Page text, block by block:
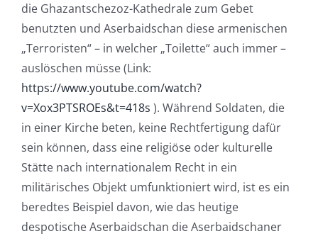
die Ghazantschezoz-Kathedrale zum Gebet
benutzten und Aserbaidschan diese armenischen
„Terroristen“ – in welcher „Toilette“ auch immer –
auslöschen müsse (Link:
https://www.youtube.com/watch?
v=Xox3PTSROEs&t=418s ). Während Soldaten, die
in einer Kirche beten, keine Rechtfertigung dafür
sein können, dass eine religiöse oder kulturelle
Stätte nach internationalem Recht in ein
militärisches Objekt umfunktioniert wird, ist es ein
beredtes Beispiel davon, wie das heutige
despotische Aserbaidschan die Aserbaidschaner